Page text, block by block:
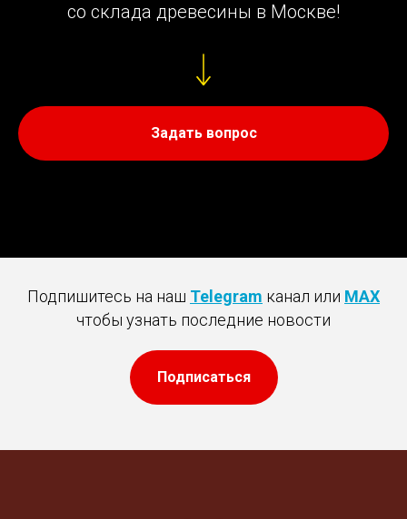
со склада древесины в Москве!
Задать вопрос
Подпишитесь на наш Telegram канал или MAX
чтобы узнать последние новости
Подписаться